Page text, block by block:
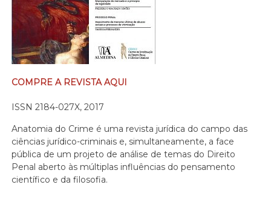
COMPRE A REVISTA AQUI
ISSN 2184-027X, 2017
Anatomia do Crime é uma revista jurídica do campo das
ciências jurídico-criminais e, simultaneamente, a face
pública de um projeto de análise de temas do Direito
Penal aberto às múltiplas influências do pensamento
científico e da filosofia.